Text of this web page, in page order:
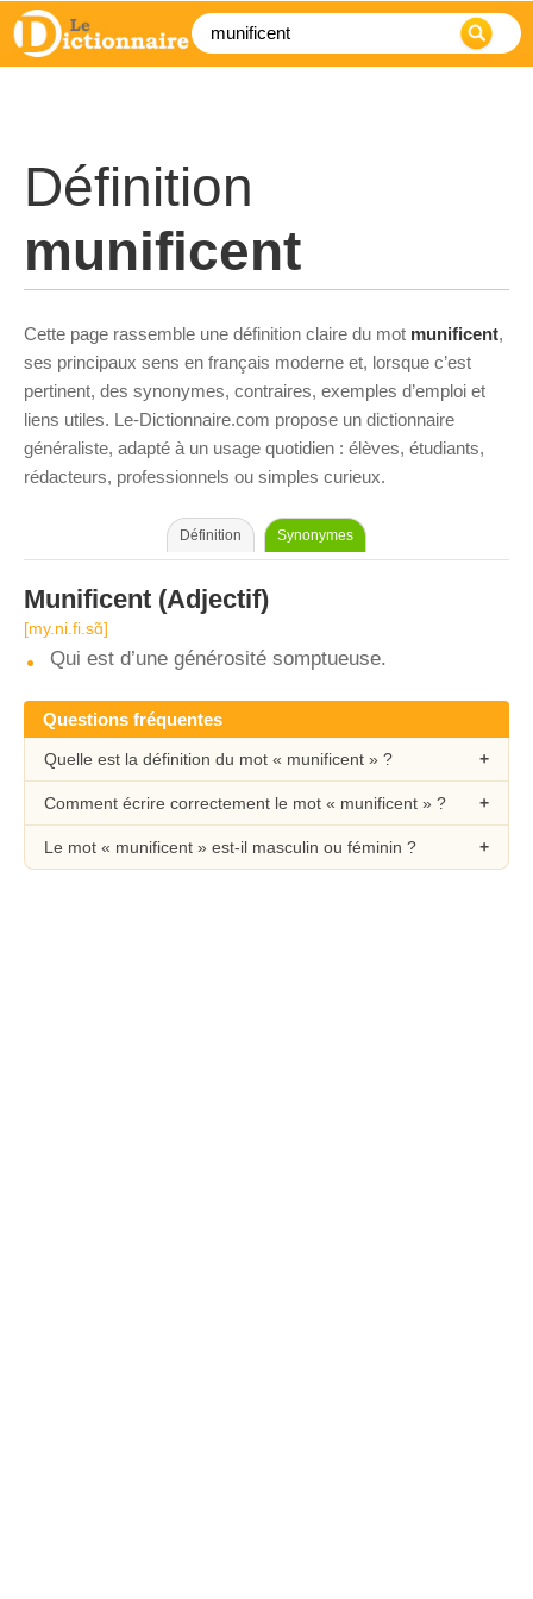
Définition
munificent
Cette page rassemble une définition claire du mot munificent,
ses principaux sens en français moderne et, lorsque c’est
pertinent, des synonymes, contraires, exemples d’emploi et
liens utiles. Le-Dictionnaire.com propose un dictionnaire
généraliste, adapté à un usage quotidien : élèves, étudiants,
rédacteurs, professionnels ou simples curieux.
Définition Synonymes
Munificent (Adjectif)
[my.ni.fi.sɑ̃]
Qui est d’une générosité somptueuse.
Questions fréquentes
Quelle est la définition du mot « munificent » ?
Comment écrire correctement le mot « munificent » ?
Le mot « munificent » est-il masculin ou féminin ?